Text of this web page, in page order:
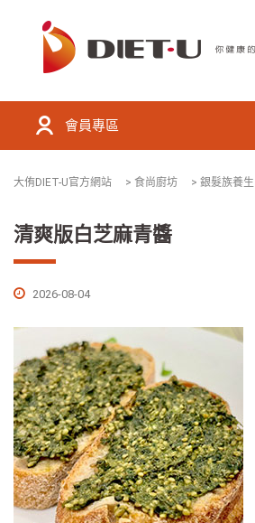
會員專區
大侑DIET-U官方網站 > 食尚廚坊 > 銀髮族養生
清爽版白芝麻青醬
2026-08-04